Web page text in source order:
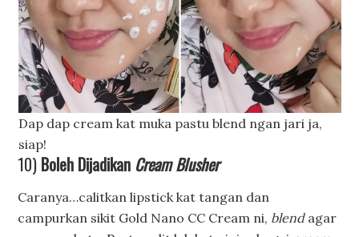
Dap dap cream kat muka pastu blend ngan jari ja,
siap!
10) Boleh Dijadikan Cream Blusher
Caranya…calitkan lipstick kat tangan dan
campurkan sikit Gold Nano CC Cream ni, blend agar